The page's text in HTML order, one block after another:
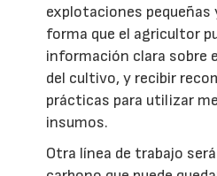
explotaciones pequeñas
forma que el agricultor
información clara sobre
del cultivo, y recibir
prácticas para utilizar
insumos.
Otra línea de trabajo